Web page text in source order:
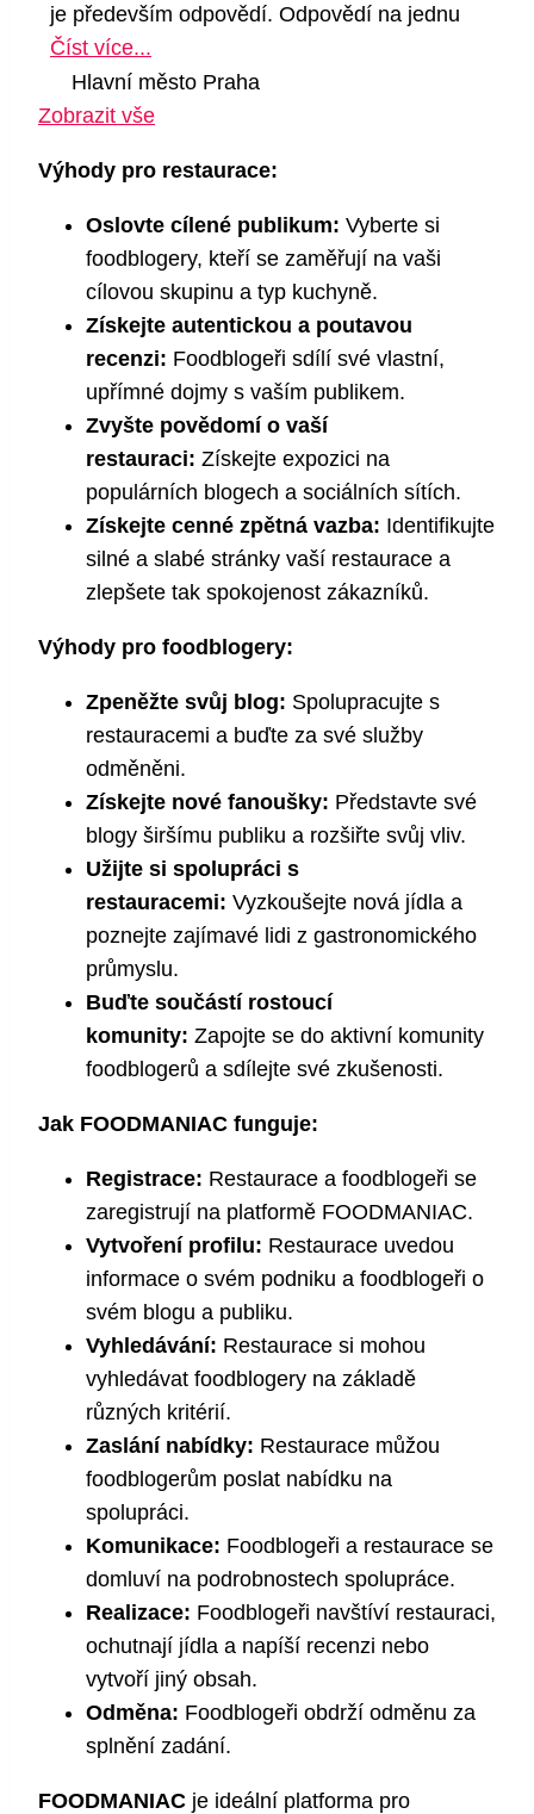
je především odpovědí. Odpovědí na jednu
Číst více...
Hlavní město Praha
Zobrazit vše
Výhody pro restaurace:
Oslovte cílené publikum: Vyberte si
foodblogery, kteří se zaměřují na vaši
cílovou skupinu a typ kuchyně.
Získejte autentickou a poutavou
recenzi: Foodblogeři sdílí své vlastní,
upřímné dojmy s vaším publikem.
Zvyšte povědomí o vaší
restauraci: Získejte expozici na
populárních blogech a sociálních sítích.
Získejte cenné zpětná vazba: Identifikujte
silné a slabé stránky vaší restaurace a
zlepšete tak spokojenost zákazníků.
Výhody pro foodblogery:
Zpeněžte svůj blog: Spolupracujte s
restauracemi a buďte za své služby
odměněni.
Získejte nové fanoušky: Představte své
blogy širšímu publiku a rozšiřte svůj vliv.
Užijte si spolupráci s
restauracemi: Vyzkoušejte nová jídla a
poznejte zajímavé lidi z gastronomického
průmyslu.
Buďte součástí rostoucí
komunity: Zapojte se do aktivní komunity
foodblogerů a sdílejte své zkušenosti.
Jak FOODMANIAC funguje:
Registrace: Restaurace a foodblogeři se
zaregistrují na platformě FOODMANIAC.
Vytvoření profilu: Restaurace uvedou
informace o svém podniku a foodblogeři o
svém blogu a publiku.
Vyhledávání: Restaurace si mohou
vyhledávat foodblogery na základě
různých kritérií.
Zaslání nabídky: Restaurace můžou
foodblogerům poslat nabídku na
spolupráci.
Komunikace: Foodblogeři a restaurace se
domluví na podrobnostech spolupráce.
Realizace: Foodblogeři navštíví restauraci,
ochutnají jídla a napíší recenzi nebo
vytvoří jiný obsah.
Odměna: Foodblogeři obdrží odměnu za
splnění zadání.
FOODMANIAC je ideální platforma pro